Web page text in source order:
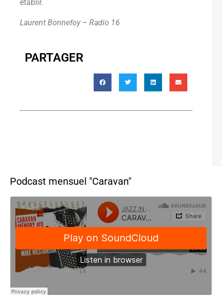
établir.
Laurent Bonnefoy – Radio 16
PARTAGER
Podcast mensuel "Caravan"